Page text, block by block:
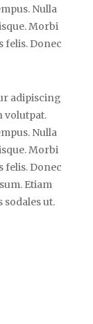
Nulla
Morbi
felis. Donec
adipiscing
volutpat.
Nulla
Morbi
felis. Donec
Etiam
ut.